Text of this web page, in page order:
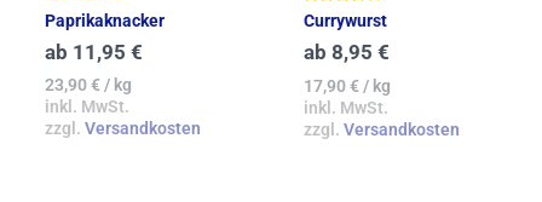
Bewertet mit
5.00
von 5
Paprikaknacker
ab 11,95 €
23,90€/ kg
inkl. MwSt.
zzgl. Versandkosten
Bewertet
mit
4.00
von 5
Currywurst
ab 8,95 €
17,90€/ kg
inkl. MwSt.
zzgl. Versandkosten